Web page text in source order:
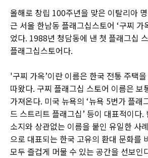
올해로 창립 100주년을 맞은 이탈리아
근 서울 한남동 플래그십스토어 ‘구찌
었다. 1988년 청담동에 낸 첫 플래그십
플래그십스토어다.
'구찌 가옥’이란 이름은 한국 전통 주택을
따왔다. 구찌 플래그십 스토어 이름은 보
가져온다. 미국 뉴욕의 ‘뉴욕 5번가 플래
드 스트리트 플래그십’ 등이 대표적이다.
소지와 상관없는 이름을 붙인 유일한 사
으로 대표되는 한국 고유의 환대 문화를
모두 즐겁게 머물 수 있는 공간을 선보인